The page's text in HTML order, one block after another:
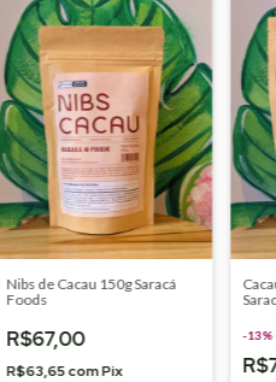
Nibs de Cacau 150g Saracá
Foods
R$67,00
R$63,65comPix
-13%